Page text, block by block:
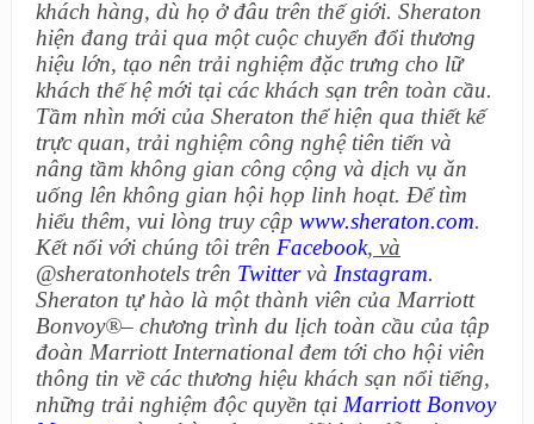
khách hàng, dù họ ở đâu trên thế giới. Sheraton
hiện đang trải qua một cuộc chuyển đổi thương
hiệu lớn, tạo nên trải nghiệm đặc trưng cho lữ
khách thế hệ mới tại các khách sạn trên toàn cầu.
Tầm nhìn mới của Sheraton thể hiện qua thiết kế
trực quan, trải nghiệm công nghệ tiên tiến và
nâng tầm không gian công cộng và dịch vụ ăn
uống lên không gian hội họp linh hoạt. Để tìm
hiểu thêm, vui lòng truy cập www.sheraton.com.
Kết nối với chúng tôi trên Facebook, và
@sheratonhotels trên Twitter và Instagram.
Sheraton tự hào là một thành viên của Marriott
Bonvoy®– chương trình du lịch toàn cầu của tập
đoàn Marriott International đem tới cho hội viên
thông tin về các thương hiệu khách sạn nổi tiếng,
những trải nghiệm độc quyền tại Marriott Bonvoy